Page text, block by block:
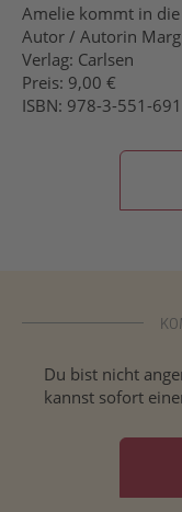
Amelie kommt in die
Autor / Autorin
Verlag: Carlsen
Preis: 9,00 €
ISBN: 978-3-551-
Du bist nicht
kannst sofort